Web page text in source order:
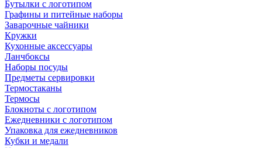
Бутылки с логотипом
Графины и питейные наборы
Заварочные чайники
Кружки
Кухонные аксессуары
Ланчбоксы
Наборы посуды
Предметы сервировки
Термостаканы
Термосы
Блокноты с логотипом
Ежедневники с логотипом
Упаковка для ежедневников
Кубки и медали